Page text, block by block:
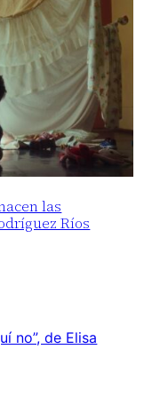
las
Ríos
no”, de Elisa